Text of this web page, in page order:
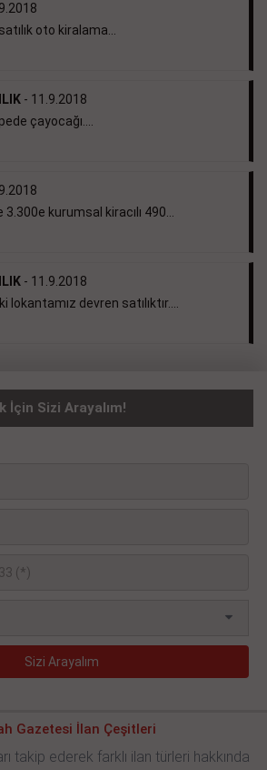
oto kiralama...
- 11.9.2018
çayocağı....
kurumsal kiracılı 490...
- 11.9.2018
lokantamız devren satılıktır....
İçin Sizi Arayalım!
Gazetesi İlan Çeşitleri
takip ederek farklı ilan türleri hakkında